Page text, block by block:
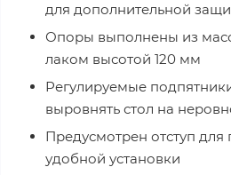
для дополнительной
Опоры выполнены из
лаком высотой 120 мм
Регулируемые
выровнять стол на
Предусмотрен отступ для
удобной установки